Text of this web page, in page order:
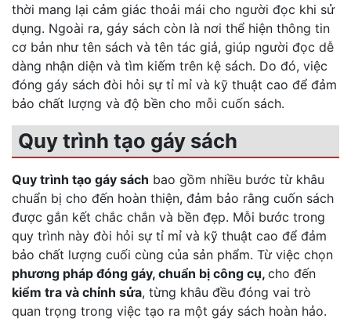
thời mang lại cảm giác thoải mái cho người đọc khi sử
dụng. Ngoài ra, gáy sách còn là nơi thể hiện thông tin
cơ bản như tên sách và tên tác giả, giúp người đọc dễ
dàng nhận diện và tìm kiếm trên kệ sách. Do đó, việc
đóng gáy sách đòi hỏi sự tỉ mỉ và kỹ thuật cao để đảm
bảo chất lượng và độ bền cho mỗi cuốn sách.
Quy trình tạo gáy sách
Quy trình tạo gáy sách bao gồm nhiều bước từ khâu
chuẩn bị cho đến hoàn thiện, đảm bảo rằng cuốn sách
được gắn kết chắc chắn và bền đẹp. Mỗi bước trong
quy trình này đòi hỏi sự tỉ mỉ và kỹ thuật cao để đảm
bảo chất lượng cuối cùng của sản phẩm. Từ việc chọn
phương pháp đóng gáy, chuẩn bị công cụ, cho đến
kiểm tra và chỉnh sửa, từng khâu đều đóng vai trò
quan trọng trong việc tạo ra một gáy sách hoàn hảo.